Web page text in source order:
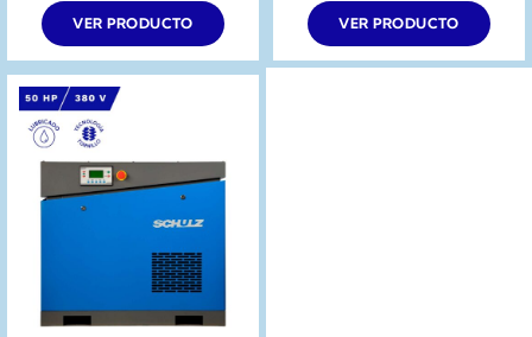
VER PRODUCTO VER PRODUCTO